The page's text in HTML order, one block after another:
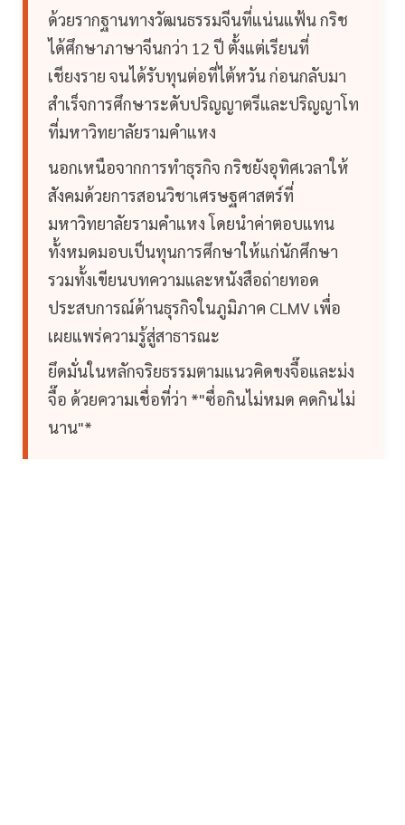
ด้วยรากฐานทางวัฒนธรรมจีนที่แน่นแฟ้น กริช
ได้ศึกษาภาษาจีนกว่า 12 ปี ตั้งแต่เรียนที่
เชียงราย จนได้รับทุนต่อที่ไต้หวัน ก่อนกลับมา
สำเร็จการศึกษาระดับปริญญาตรีและปริญญาโท
ที่มหาวิทยาลัยรามคำแหง
นอกเหนือจากการทำธุรกิจ กริชยังอุทิศเวลาให้
สังคมด้วยการสอนวิชาเศรษฐศาสตร์ที่
มหาวิทยาลัยรามคำแหง โดยนำค่าตอบแทน
ทั้งหมดมอบเป็นทุนการศึกษาให้แก่นักศึกษา
รวมทั้งเขียนบทความและหนังสือถ่ายทอด
ประสบการณ์ด้านธุรกิจในภูมิภาค CLMV เพื่อ
เผยแพร่ความรู้สู่สาธารณะ
ยึดมั่นในหลักจริยธรรมตามแนวคิดขงจื๊อและม่ง
จื๊อ ด้วยความเชื่อที่ว่า *"ซื่อกินไม่หมด คดกินไม่
นาน"*